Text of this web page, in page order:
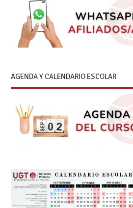
AGENDA Y CALENDARIO ESCOLAR